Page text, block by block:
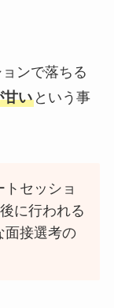
ンで落ちる
甘いという事
セッショ
に行われる
面接選考の